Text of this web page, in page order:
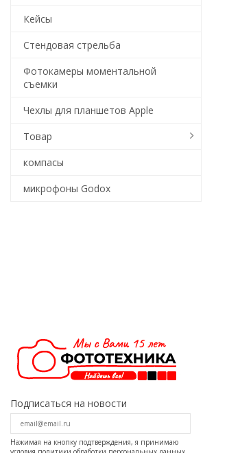
Кейсы
Стендовая стрельба
Фотокамеры моментальной
съемки
Чехлы для планшетов Apple
Товар
компасы
микрофоны Godox
Подписаться на новости
Нажимая на кнопку подтверждения, я принимаю